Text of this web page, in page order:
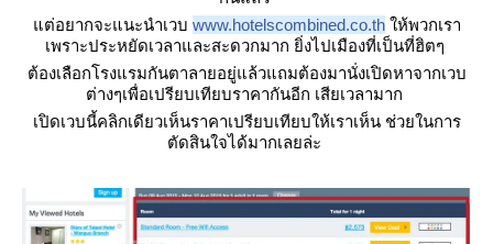
ต่อยากจะแนะนำเวบ www.hotelscombined.co.thห้พวกเรา
เพราะประหยัดเวลาและสะดวกมาก ยิ่งไปเมืองที่เป็นที่ฮิตๆ
ต้องเลือกโรงแรมกันตาลายอยู่แล้วแถมต้องมานั่งเปิดหาจากเวบ
ต่างๆเพื่อเปรียบเทียบราคากันอีก เสียเวลามาก
เปิดเวบนี้คลิกเดียวเห็นราคาเปรียบเทียบให้เราเห็น ช่วยในการ
ตัดสินใจได้มากเลยล่ะ